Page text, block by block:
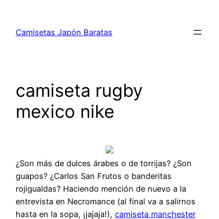
contenido
Camisetas Japón Baratas
camiseta rugby
mexico nike
¿Son más de dulces árabes o de torrijas? ¿Son
guapos? ¿Carlos San Frutos o banderitas
rojigualdas? Haciendo mención de nuevo a la
entrevista en Necromance (al final va a salirnos
hasta en la sopa, ¡jajaja!), camiseta manchester